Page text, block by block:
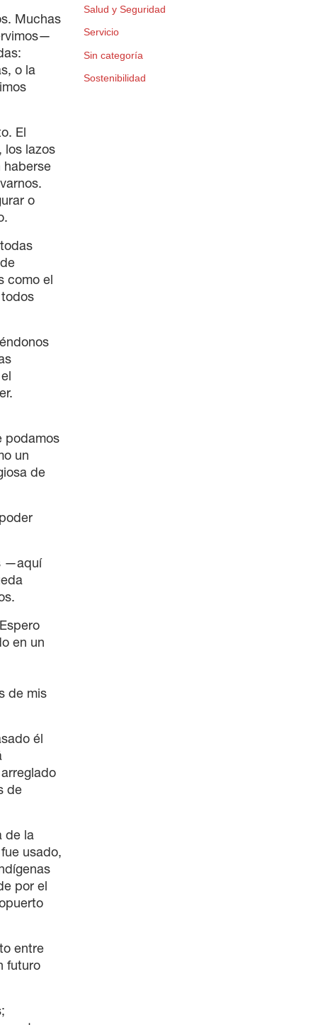
Muchas
o la
El
los lazos
haberse
o
como el
podamos
un
de
—aquí
en un
de mis
él
de
de la
usado,
por el
entre
futuro
Salud y Seguridad
Servicio
Sin categoría
Sostenibilidad